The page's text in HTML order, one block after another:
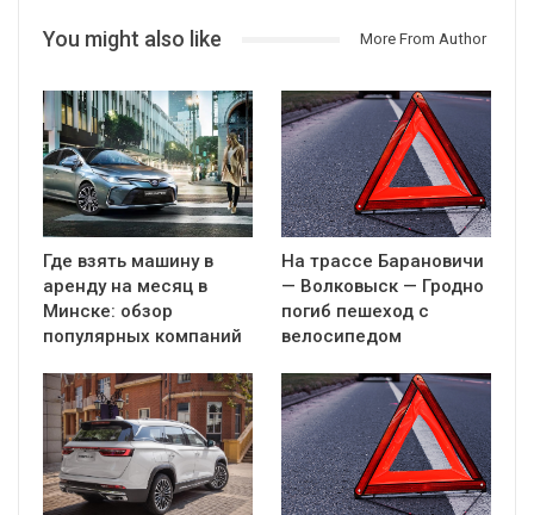
You might also like More From Author
Где взять машину в
аренду на месяц в
Минске: обзор
популярных компаний
На трассе Барановичи
— Волковыск — Гродно
погиб пешеход с
велосипедом